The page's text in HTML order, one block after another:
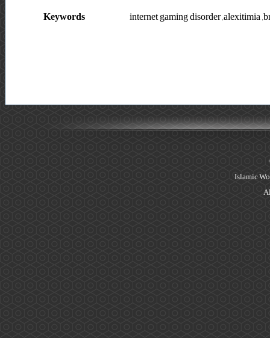
Keywords
internet gaming disorder ,alexitimia
Islamic